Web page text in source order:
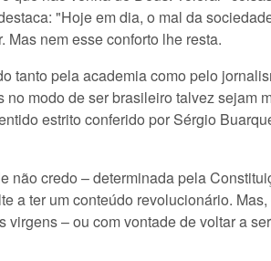
"Hoje em dia, o mal da
nem esse conforto lhe resta.
pela academia como pelo
modo de ser brasileiro talvez sejam
estrito conferido por Sérgio
não credo – determinada pela
a ter um conteúdo revolucionário.
– ou com vontade de voltar a